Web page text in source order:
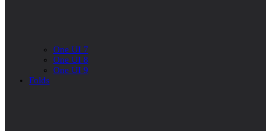
One UI 7
One UI 8
One UI 9
Folds